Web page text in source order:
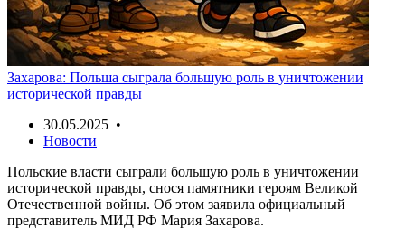
Захарова: Польша сыграла большую роль в уничтожении
исторической правды
30.05.2025 •
Новости
Польские власти сыграли большую роль в уничтожении
исторической правды, снося памятники героям Великой
Отечественной войны. Об этом заявила официальный
представитель МИД РФ Мария Захарова.